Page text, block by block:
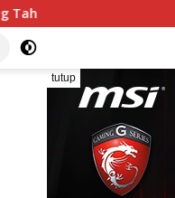
(KBI) Kukuhkan
tutup